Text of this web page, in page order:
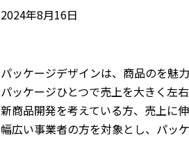
2024年8月16日
パッケージデザインは、商品のを魅
パッケージひとつで売上を大きく左
新商品開発を考えている方、売上に
幅広い事業者の方を対象とし、パッ